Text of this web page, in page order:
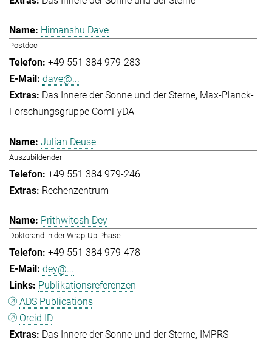
Himanshu Dave
Postdoc
+49 551 384 979-283
dave@...
Das Innere der Sonne und der Sterne Max-Planck-
Forschungsgruppe ComFyDA
Julian Deuse
Auszubildender
+49 551 384 979-246
Rechenzentrum
Prithwitosh Dey
Doktorand in der Wrap-Up Phase
+49 551 384 979-478
dey@...
Publikationsreferenzen
ADS Publications
Orcid ID
Das Innere der Sonne und der Sterne IMPRS